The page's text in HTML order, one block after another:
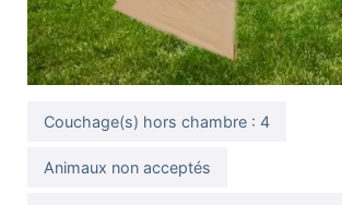
Couchage(s) hors chambre : 4
Animaux non acceptés